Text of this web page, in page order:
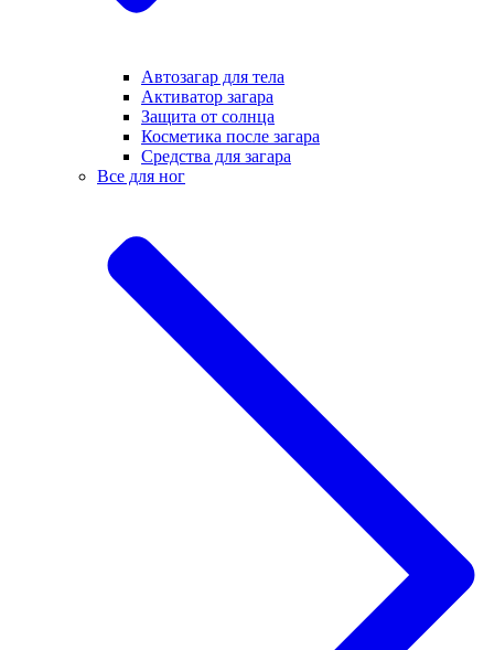
Автозагар для тела
Активатор загара
Защита от солнца
Косметика после загара
Средства для загара
Все для ног